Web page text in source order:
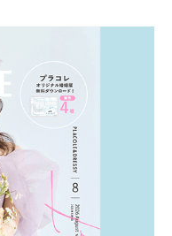
特典は？」といった疑問も
で候補を絞れる「ウェディ
体験型 […]続きを読む